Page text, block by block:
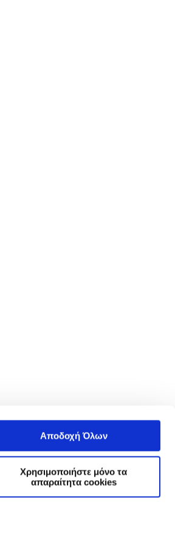
Αποδοχή Όλων
Χρησιμοποιήστε μόνο τα
απαραίτητα cookies